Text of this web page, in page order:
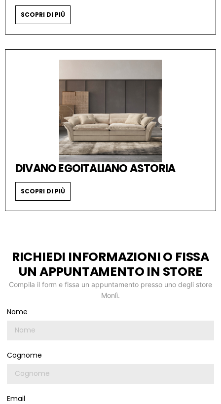
SCOPRI DI PIÙ
DIVANO EGOITALIANO ASTORIA
SCOPRI DI PIÙ
RICHIEDI INFORMAZIONI O FISSA
UN APPUNTAMENTO IN STORE
Compila il form e fissa un appuntamento presso uno degli store
Monlì.
Nome
Cognome
Email